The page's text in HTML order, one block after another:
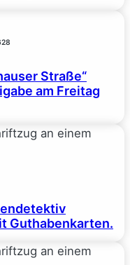
Straße“
am Freitag
Guthabenkarten.